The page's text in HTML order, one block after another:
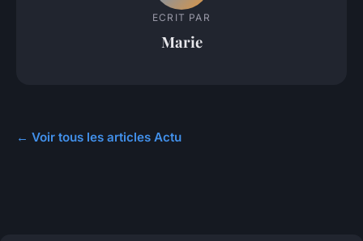
ECRIT PAR
Marie
← Voir tous les articles Actu